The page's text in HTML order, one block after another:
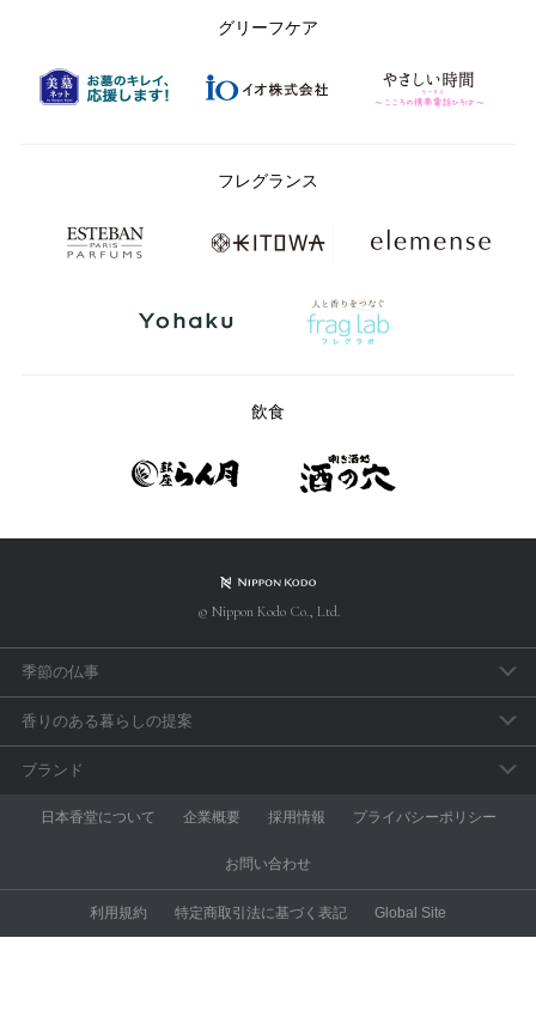
グリーフケア
フレグランス
飲食
© Nippon Kodo Co., Ltd.
季節の仏事
春のお彼岸
母の日参り
父の日参り
香りのある暮らしの提案
アロマで手軽に「睡眠のセルフケア」
おうち時間の充実に香りを取り入れよう
スポーツアロマ
ブランド
aroma vera
日本香堂について 企業概要 採用情報 プライバシーポリシー
お問い合わせ
利用規約 特定商取引法に基づく表記 Global Site